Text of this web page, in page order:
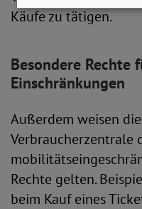
Käufe zu tätigen.
Besondere Rechte
Einschränkungen
Außerdem weisen
Verbraucherzentrale
Rechte gelten.
beim Kauf eines